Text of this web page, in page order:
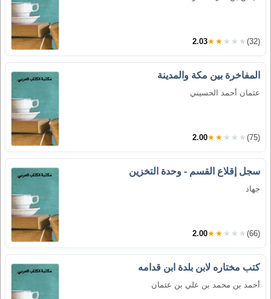
2.03★★★★★ (32)
المفاخرة بين مكة والمدينة
عثمان أحمد الحسيني
2.00★★★★★ (75)
سجل إقلاع القسم - وحدة التخزين
جهاد
2.00★★★★★ (66)
كتب مختاره لابن بلدة ابن قدامه
أحمد بن محمد بن علي بن عثمان